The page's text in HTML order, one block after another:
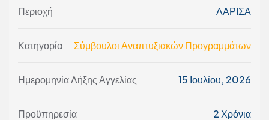
Περιοχή ΛΑΡΙΣΑ
Κατηγορία Σύμβουλοι Αναπτυξιακών Προγραμμάτων
Ημερομηνία Λήξης Αγγελίας 15 Ιουλίου, 2026
Προϋπηρεσία 2 Χρόνια